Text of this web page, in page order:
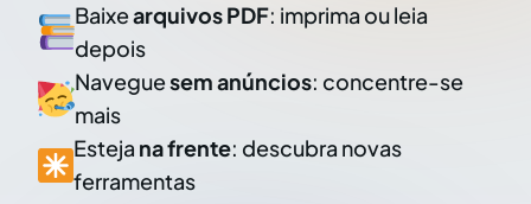
Baixearquivos PDF: imprima ou leia
depois
Naveguesem anúncios: concentre-se
mais
Esteja na frente: descubra novas
ferramentas